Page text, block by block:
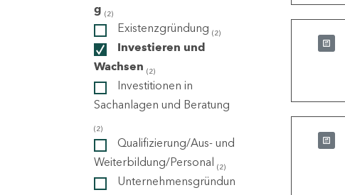
g (2)
Existenzgründung (2)
Investieren und
Wachsen (2)
Investitionen in
Sachanlagen und Beratung
(2)
Qualifizierung/Aus- und
Weiterbildung/Personal (2)
Unternehmensgründun